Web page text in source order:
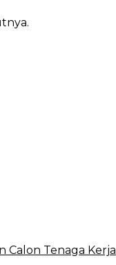
Calon Tenaga Kerja